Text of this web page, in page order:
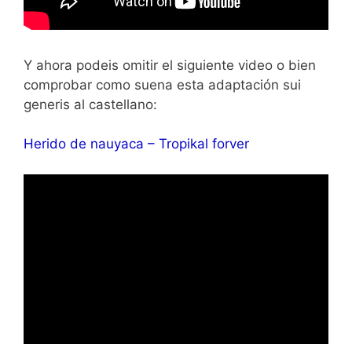
Y ahora podeis omitir el siguiente video o bien
comprobar como suena esta adaptación sui
generis al castellano:
Herido de nauyaca – Tropikal forver